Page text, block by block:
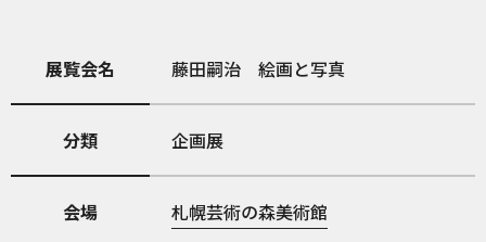
展覧会名 藤田嗣治 絵画と写真
分類 企画展
会場 札幌芸術の森美術館